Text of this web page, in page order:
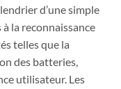
d’une simple
à la reconnaissance
telles que la
des batteries,
utilisateur. Les